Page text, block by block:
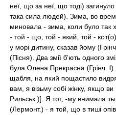
неї, що за неї, що тоді)
така сила людей). Зима, во
миновала - зима, коли було так
- той - що, той - який, той -
у морі дитину, сказав йому
(Пісня). Два змії б'ють одного
була Олена Прекрасна (Грінч. I).
щабля, на який пощастило
вам, я візьму собі жінку, якщо
Рильськ.)]. Я тот, -му внимала
(Лермонт.) - я той, що в тиші